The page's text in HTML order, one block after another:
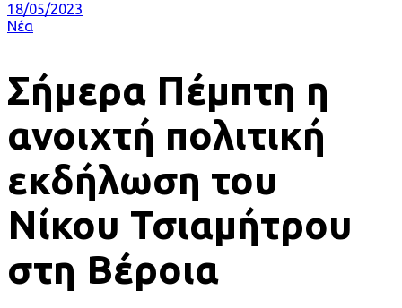
18/05/2023
Νέα
Σήμερα Πέμπτη η
ανοιχτή πολιτική
εκδήλωση του
Νίκου Τσιαμήτρου
στη Βέροια